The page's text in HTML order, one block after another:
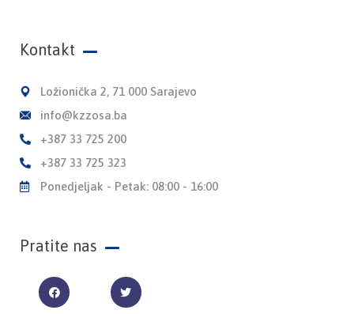
Kontakt
Ložionička 2, 71 000 Sarajevo
info@kzzosa.ba
+387 33 725 200
+387 33 725 323
Ponedjeljak - Petak: 08:00 - 16:00
Pratite nas